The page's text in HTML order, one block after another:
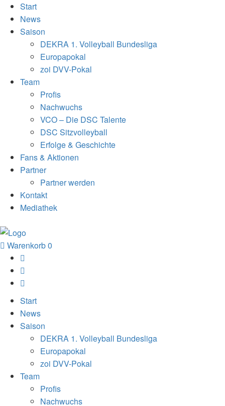
Start
News
Saison
DEKRA 1. Volleyball Bundesliga
Europapokal
zoi DVV-Pokal
Team
Profis
Nachwuchs
VCO – Die DSC Talente
DSC Sitzvolleyball
Erfolge & Geschichte
Fans & Aktionen
Partner
Partner werden
Kontakt
Mediathek
Warenkorb0
Start
News
Saison
DEKRA 1. Volleyball Bundesliga
Europapokal
zoi DVV-Pokal
Team
Profis
Nachwuchs